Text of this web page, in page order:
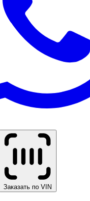
Заказать по VIN